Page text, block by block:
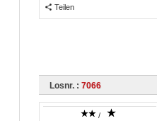
Teilen
Losnr. : 7066
/